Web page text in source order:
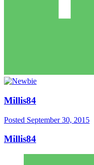
Millis84
Posted September 30, 2015
Millis84